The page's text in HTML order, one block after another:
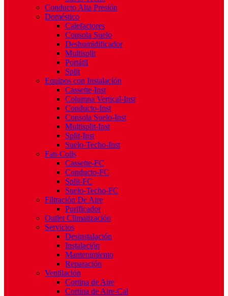
Conducto Alta Presión
Doméstico
Calefactores
Consola Suelo
Deshumidificador
Multisplit
Portátil
Split
Equipos con Instalación
Cassette-Inst
Columna Vertical-Inst
Conducto-Inst
Consola Suelo-Inst
Multisplit-Inst
Split-Inst
Suelo-Techo-Inst
Fan-Coils
Cassette-FC
Conducto-FC
Split-FC
Suelo-Techo-FC
Filtración De Aire
Purificador
Outlet Climatización
Servicios
Desinstalación
Instalación
Mantenimiento
Reparación
Ventilación
Cortina de Aire
Cortina de Aire-Cal